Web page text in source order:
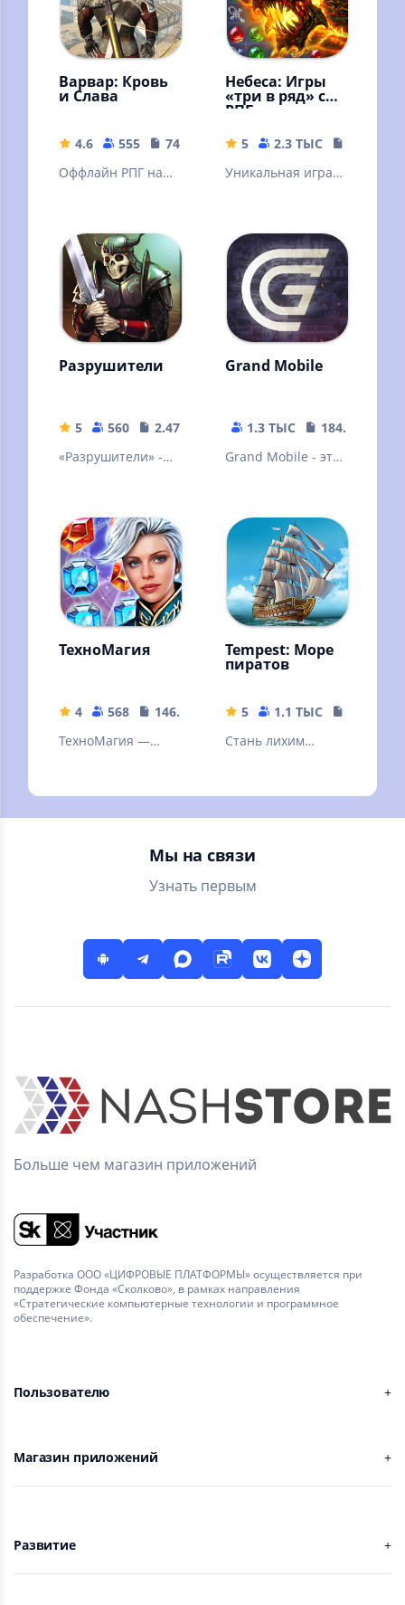
Варвар: Кровь
и Слава
4.6 555
74.71 MB
Оффлайн РПГ на
Сражения,
Стрельба, Охота,
Торговля
Небеса: Игры
«три в ряд» с
РПГ
5 2.3 ТЫС
Уникальная игра
ПВП. Ролевая «3 в
ряд» с сюжетом
Разрушители
5 560
2.47 MB
«Разрушители» -
жанре фэнтези-
стратегии.
Grand Mobile
1.3 ТЫС
184.63 MB
Grand Mobile - это
уникальным
модом.
Подробнее...
ТехноМагия
4 568
146.78 MB
ТехноМагия —
героев
Tempest: Море
пиратов
5 1.1 ТЫС
Стань лихим
Мы на связи
Узнать первым
Больше чем магазин приложений
Разработка ООО «ЦИФРОВЫЕ ПЛАТФОРМЫ» осуществляется при
поддержке Фонда «Сколково», в рамках направления
«Стратегические компьютерные технологии и программное
обеспечение».
Пользователю
Магазин приложений
Развитие